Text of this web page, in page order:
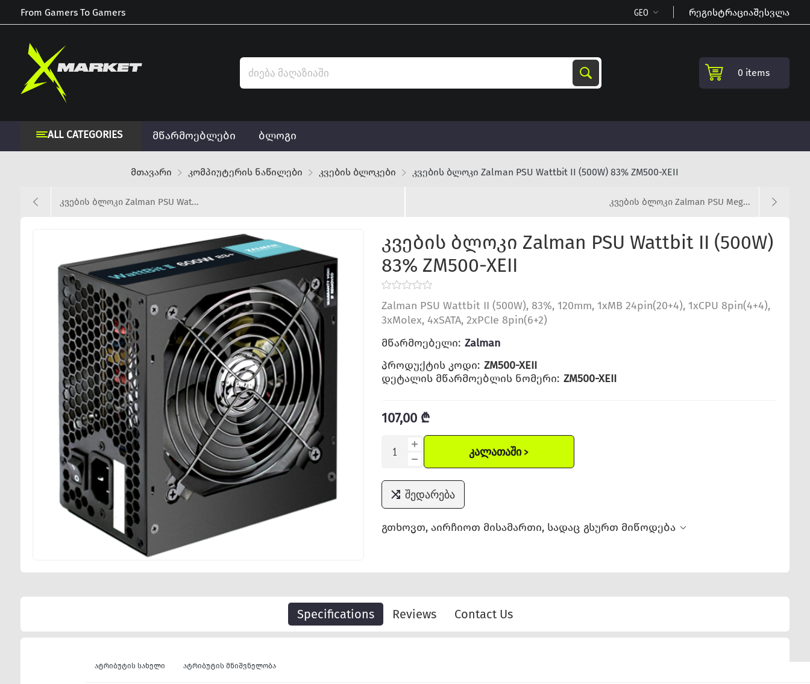
From Gamers To Gamers რეგისტრაციაშესვლა
0 items
ALL CATEGORIES მწარმოებლები ბლოგი
მთავარი კომპიუტერის ნაწილები კვების ბლოკები კვების ბლოკი Zalman PSU Wattbit II (500W) 83% ZM500-XEII
კვების ბლოკი Zalman PSU Wat... კვების ბლოკი Zalman PSU Meg...
კვების ბლოკი Zalman PSU Wattbit II (500W)
83% ZM500-XEII
Zalman PSU Wattbit II (500W), 83%, 120mm, 1xMB 24pin(20+4), 1xCPU 8pin(4+4),
3xMolex, 4xSATA, 2xPCIe 8pin(6+2)
მწარმოებელი: Zalman
პროდუქტის კოდი: ZM500-XEII
დეტალის მწარმოებლის ნომერი: ZM500-XEII
107,00 ₾
ᲙᲐᲚᲐᲗᲐᲨᲘ >
შედარება
გთხოვთ, აირჩიოთ მისამართი, სადაც გსურთ მიწოდება
Specifications Reviews Contact Us
ატრიბუტის სახელი ატრიბუტის მნიშვნელობა